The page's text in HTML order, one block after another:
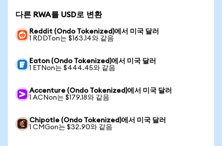
다른 RWA를 USD로 변환
Reddit (Ondo Tokenized)에서 미국 달러
1 RDDTon는 $163.14와 같음
Eaton (Ondo Tokenized)에서 미국 달러
1 ETNon는 $444.45와 같음
Accenture (Ondo Tokenized)에서 미국 달러
1 ACNon는 $179.18와 같음
Chipotle (Ondo Tokenized)에서 미국 달러
1 CMGon는 $32.90와 같음